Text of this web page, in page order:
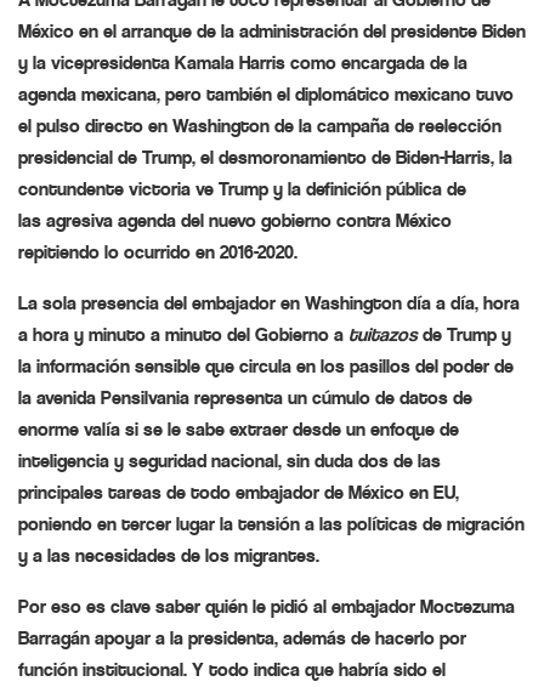
México en el arranque de la administración del presidente Biden
y la vicepresidenta Kamala Harris como encargada de la
agenda mexicana, pero también el diplomático mexicano tuvo
el pulso directo en Washington de la campaña de reelección
presidencial de Trump, el desmoronamiento de Biden-Harris, la
contundente victoria ve Trump y la definición pública de
las agresiva agenda del nuevo gobierno contra México
repitiendo lo ocurrido en 2016-2020.
La sola presencia del embajador en Washington día a día, hora
a hora y minuto a minuto del Gobierno a tuitazosde Trump y
la información sensible que circula en los pasillos del poder de
la avenida Pensilvania representa un cúmulo de datos de
enorme valía si se le sabe extraer desde un enfoque de
inteligencia y seguridad nacional, sin duda dos de las
principales tareas de todo embajador de México en EU,
poniendo en tercer lugar la tensión a las políticas de migración
y a las necesidades de los migrantes.
Por eso es clave saber quién le pidió al embajador Moctezuma
Barragán apoyar a la presidenta, además de hacerlo por
función institucional. Y todo indica que habría sido el